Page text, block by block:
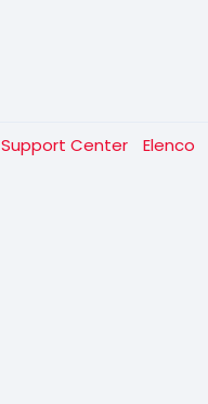
Support Center Elenco